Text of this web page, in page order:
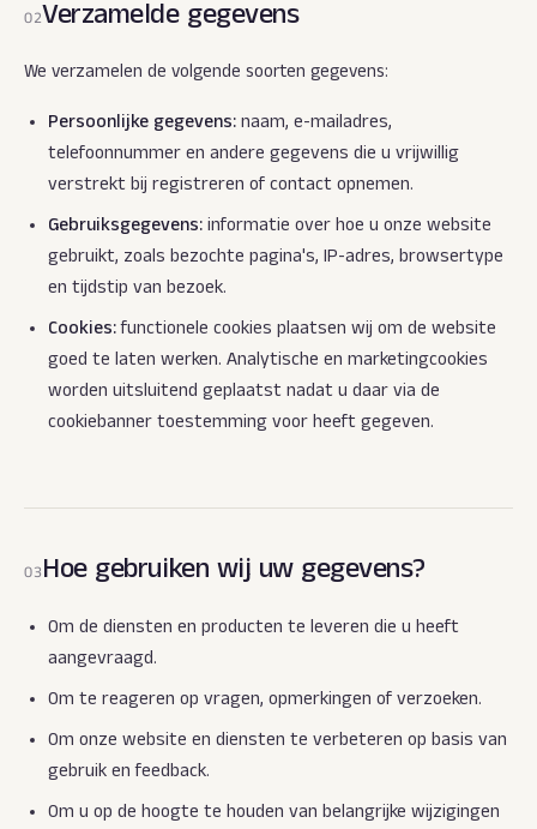
02Verzamelde gegevens
We verzamelen de volgende soorten gegevens:
Persoonlijke gegevens: naam, e-mailadres,
telefoonnummer en andere gegevens die u vrijwillig
verstrekt bij registreren of contact opnemen.
Gebruiksgegevens: informatie over hoe u onze website
gebruikt, zoals bezochte pagina's, IP-adres, browsertype
en tijdstip van bezoek.
Cookies:functionele cookies plaatsen wij om de website
goed te laten werken. Analytische en marketingcookies
worden uitsluitend geplaatst nadat u daar via de
cookiebanner toestemming voor heeft gegeven.
03Hoe gebruiken wij uw gegevens?
Om de diensten en producten te leveren die u heeft
aangevraagd.
Om te reageren op vragen, opmerkingen of verzoeken.
Om onze website en diensten te verbeteren op basis van
gebruik en feedback.
Om u op de hoogte te houden van belangrijke wijzigingen